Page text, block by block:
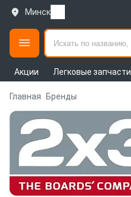
Минск
Акции Легковые запчасти
Главная Бренды